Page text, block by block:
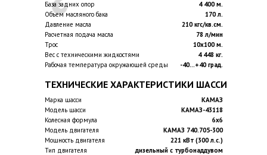
ТЕХНИЧЕСКИЕ ХАРАКТЕРИСТИКИ ШАССИ
Марка шасси
Модель шасси
Колесная формула
Модель двигателя
Мощность двигателя
Тип двигателя
КАМАЗ
КАМАЗ-43118
6х6
КАМАЗ 740.705-300
221 кВт (300 л.с.)
дизельный с турбонаддувом
База задних опор
Объем масляного бака
Давление масла
Расчетная подача масла
Трос
Вес с техническими жидкостями
Рабочая температура окружающей среды
4 400 м.
170 л.
210 кгс/кв.см.
78 л/мин
10х100 м.
4 448 кг.
-40...+40 град.